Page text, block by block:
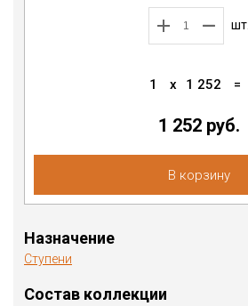
шт.
1 x 1 252 =
1 252 руб.
В корзину
Назначение
Ступени
Состав коллекции